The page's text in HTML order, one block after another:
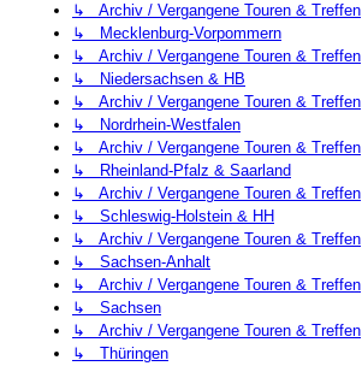
↳ Archiv / Vergangene Touren & Treffen
↳ Mecklenburg-Vorpommern
↳ Archiv / Vergangene Touren & Treffen
↳ Niedersachsen & HB
↳ Archiv / Vergangene Touren & Treffen
↳ Nordrhein-Westfalen
↳ Archiv / Vergangene Touren & Treffen
↳ Rheinland-Pfalz & Saarland
↳ Archiv / Vergangene Touren & Treffen
↳ Schleswig-Holstein & HH
↳ Archiv / Vergangene Touren & Treffen
↳ Sachsen-Anhalt
↳ Archiv / Vergangene Touren & Treffen
↳ Sachsen
↳ Archiv / Vergangene Touren & Treffen
↳ Thüringen